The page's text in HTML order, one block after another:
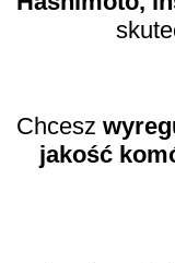
Chcesz
jakość